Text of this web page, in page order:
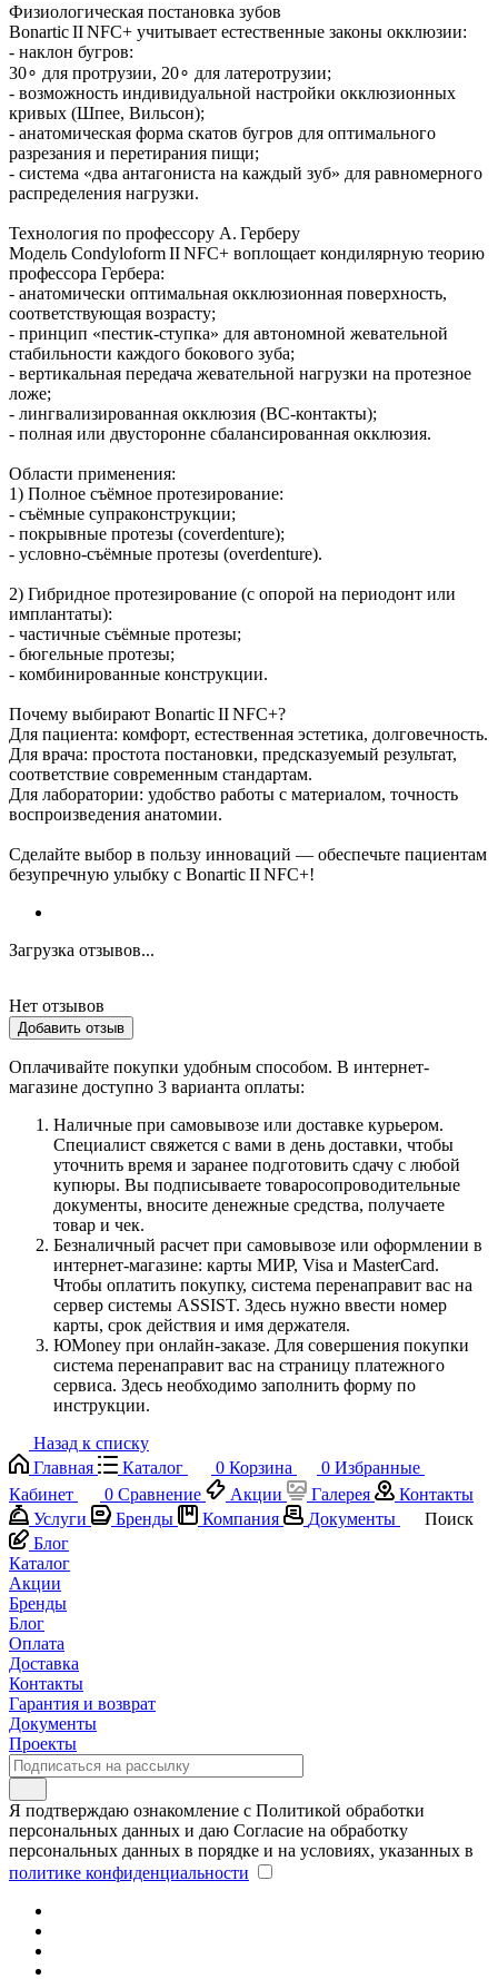
Физиологическая постановка зубов
Bonartic II NFC+ учитывает естественные законы окклюзии:
- наклон бугров:
30∘ для протрузии, 20∘ для латеротрузии;
- возможность индивидуальной настройки окклюзионных
кривых (Шпее, Вильсон);
- анатомическая форма скатов бугров для оптимального
разрезания и перетирания пищи;
- система «два антагониста на каждый зуб» для равномерного
распределения нагрузки.
Технология по профессору А. Герберу
Модель Condyloform II NFC+ воплощает кондилярную теорию
профессора Гербера:
- анатомически оптимальная окклюзионная поверхность,
соответствующая возрасту;
- принцип «пестик‑ступка» для автономной жевательной
стабильности каждого бокового зуба;
- вертикальная передача жевательной нагрузки на протезное
ложе;
- лингвализированная окклюзия (BC‑контакты);
- полная или двусторонне сбалансированная окклюзия.
Области применения:
1) Полное съёмное протезирование:
- съёмные супраконструкции;
- покрывные протезы (coverdenture);
- условно‑съёмные протезы (overdenture).
2) Гибридное протезирование (с опорой на периодонт или
имплантаты):
- частичные съёмные протезы;
- бюгельные протезы;
- комбинированные конструкции.
Почему выбирают Bonartic II NFC+?
Для пациента: комфорт, естественная эстетика, долговечность.
Для врача: простота постановки, предсказуемый результат,
соответствие современным стандартам.
Для лаборатории: удобство работы с материалом, точность
воспроизведения анатомии.
Сделайте выбор в пользу инноваций — обеспечьте пациентам
безупречную улыбку с Bonartic II NFC+!
Загрузка отзывов...
Нет отзывов
Добавить отзыв
Оплачивайте покупки удобным способом. В интернет-
магазине доступно 3 варианта оплаты:
Наличные при самовывозе или доставке курьером.
Специалист свяжется с вами в день доставки, чтобы
уточнить время и заранее подготовить сдачу с любой
купюры. Вы подписываете товаросопроводительные
документы, вносите денежные средства, получаете
товар и чек.
Безналичный расчет при самовывозе или оформлении в
интернет-магазине: карты МИР, Visa и MasterCard.
Чтобы оплатить покупку, система перенаправит вас на
сервер системы ASSIST. Здесь нужно ввести номер
карты, срок действия и имя держателя.
ЮMoney при онлайн-заказе. Для совершения покупки
система перенаправит вас на страницу платежного
сервиса. Здесь необходимо заполнить форму по
инструкции.
Назад к списку
Главная
Каталог 0 Корзина 0 Избранные
Кабинет
0 Сравнение Акции Галерея
Контакты
Услуги
Бренды Компания Документы
Поиск
Блог
Каталог
Акции
Бренды
Блог
Оплата
Доставка
Контакты
Гарантия и возврат
Документы
Проекты
Я подтверждаю ознакомление с Политикой обработки
персональных данных и даю Согласие на обработку
персональных данных в порядке и на условиях, указанных в
политике конфиденциальности